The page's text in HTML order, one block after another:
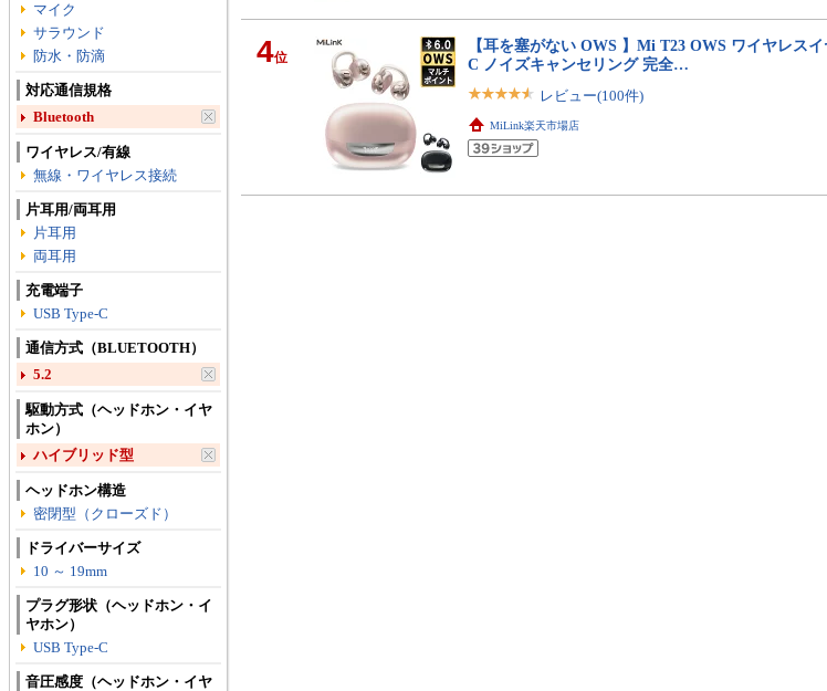
4位
【耳を塞がない OWS 】Mi T23 OWS ワイヤレス
C ノイズキャンセリング 完全…
レビュー(100件)
MiLink楽天市場店
マイク
サラウンド
防水・防滴
対応通信規格
Bluetooth
ワイヤレス/有線
無線・ワイヤレス接続
片耳用/両耳用
片耳用
両耳用
充電端子
USB Type-C
通信方式（BLUETOOTH）
5.2
駆動方式（ヘッドホン・イヤ
ホン）
ハイブリッド型
ヘッドホン構造
密閉型（クローズド）
ドライバーサイズ
10 ～ 19mm
プラグ形状（ヘッドホン・イ
ヤホン）
USB Type-C
音圧感度（ヘッドホン・イヤ